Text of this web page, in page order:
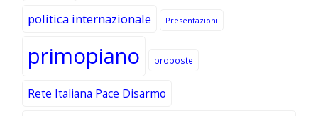
politica internazionale Presentazioni
primopiano proposte
Rete Italiana Pace Disarmo